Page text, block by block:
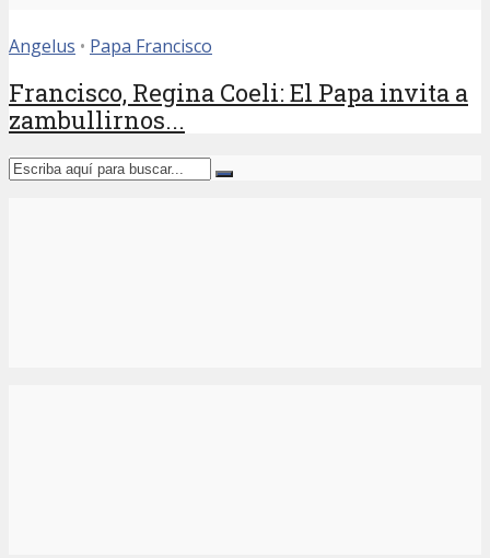
Angelus • Papa Francisco
Francisco, Regina Coeli: El Papa invita a
zambullirnos...